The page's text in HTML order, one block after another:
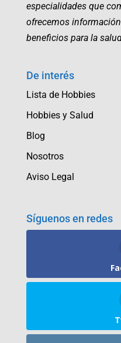
especialidades que
ofrecemos
beneficios para la
De interés
Lista de Hobbies
Hobbies y Salud
Blog
Nosotros
Aviso Legal
Síguenos en redes